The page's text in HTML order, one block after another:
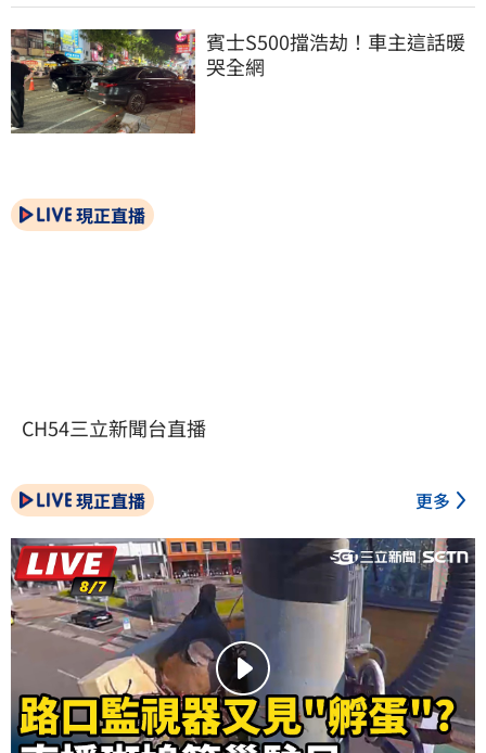
賓士S500擋浩劫！車主這話暖
哭全網
現正直播
CH54三立新聞台直播
現正直播 更多